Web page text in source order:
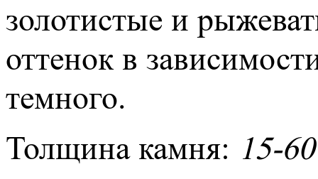
золотистые и
оттенок в
темного.
Толщина камня: 15-